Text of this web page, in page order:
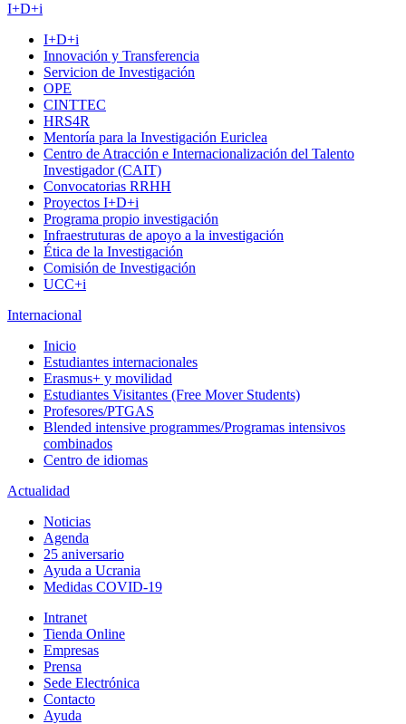
I+D+i
I+D+i
Innovación y Transferencia
Servicion de Investigación
OPE
CINTTEC
HRS4R
Mentoría para la Investigación Euriclea
Centro de Atracción e Internacionalización del Talento
Investigador (CAIT)
Convocatorias RRHH
Proyectos I+D+i
Programa propio investigación
Infraestruturas de apoyo a la investigación
Ética de la Investigación
Comisión de Investigación
UCC+i
Internacional
Inicio
Estudiantes internacionales
Erasmus+ y movilidad
Estudiantes Visitantes (Free Mover Students)
Profesores/PTGAS
Blended intensive programmes/Programas intensivos
combinados
Centro de idiomas
Actualidad
Noticias
Agenda
25 aniversario
Ayuda a Ucrania
Medidas COVID-19
Intranet
Tienda Online
Empresas
Prensa
Sede Electrónica
Contacto
Ayuda